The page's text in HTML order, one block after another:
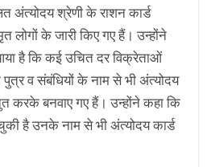
अंत्योदय श्रेणी के राशन कार्ड
लोगों के जारी किए गए हैं। उन्होंने
है कि कई उचित दर विक्रेताओं
पुत्र व संबंधियों के नाम से भी अंत्योदय
करके बनवाए गए हैं। उन्होंने कहा कि
है उनके नाम से भी अंत्योदय कार्ड